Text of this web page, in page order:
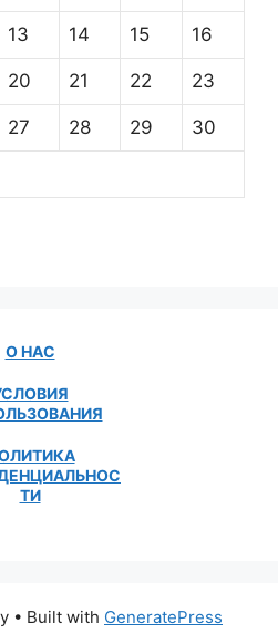
13 14 15 16
20 21 22 23
27 28 29 30
О НАС
ТИ
• Built with GeneratePress